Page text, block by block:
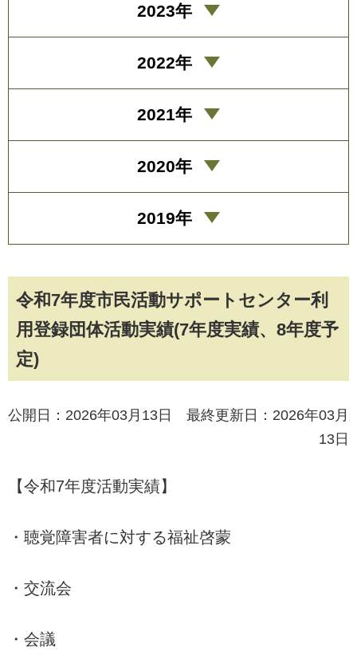
令和7年度市民活動サポートセンター利
用登録団体活動実績(7年度実績、8年度予
定)
公開日：2026年03月13日 最終更新日：2026年03月
13日
【令和7年度活動実績】
・聴覚障害者に対する福祉啓蒙
・交流会
・会議
2023年
2022年
2021年
2020年
2019年